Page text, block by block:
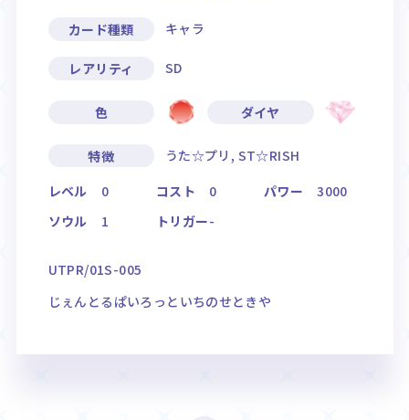
カード種類 キャラ
レアリティ SD
色 ダイヤ
特徴
うた☆プリ, ST☆RISH
レベル
0 コスト 0 パワー
3000
ソウル
1 トリガー-
UTPR/01S-005
じぇんとるぱいろっといちのせときや